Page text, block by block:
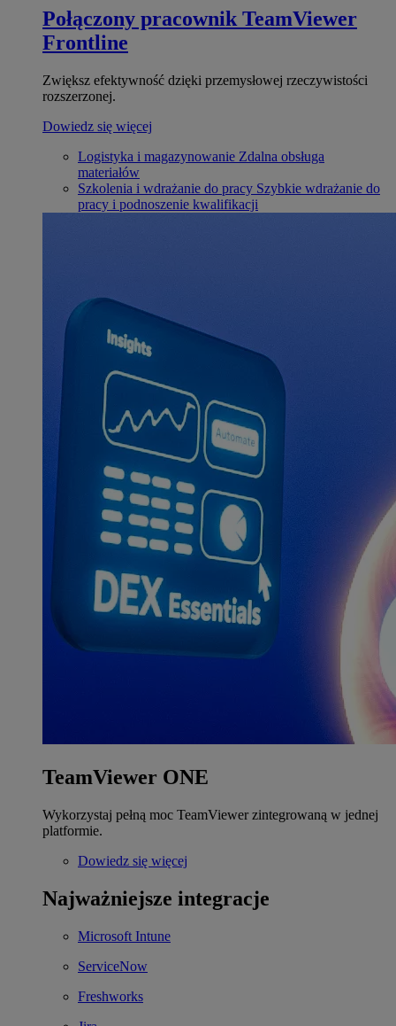
Połączony pracownik TeamViewer
Frontline
Zwiększ efektywność dzięki przemysłowej rzeczywistości
rozszerzonej.
Dowiedz się więcej
Logistyka i magazynowanie Zdalna obsługa
materiałów
Szkolenia i wdrażanie do pracy Szybkie wdrażanie do
pracy i podnoszenie kwalifikacji
TeamViewer ONE
Wykorzystaj pełną moc TeamViewer zintegrowaną w jednej
platformie.
Dowiedz się więcej
Najważniejsze integracje
Microsoft Intune
ServiceNow
Freshworks